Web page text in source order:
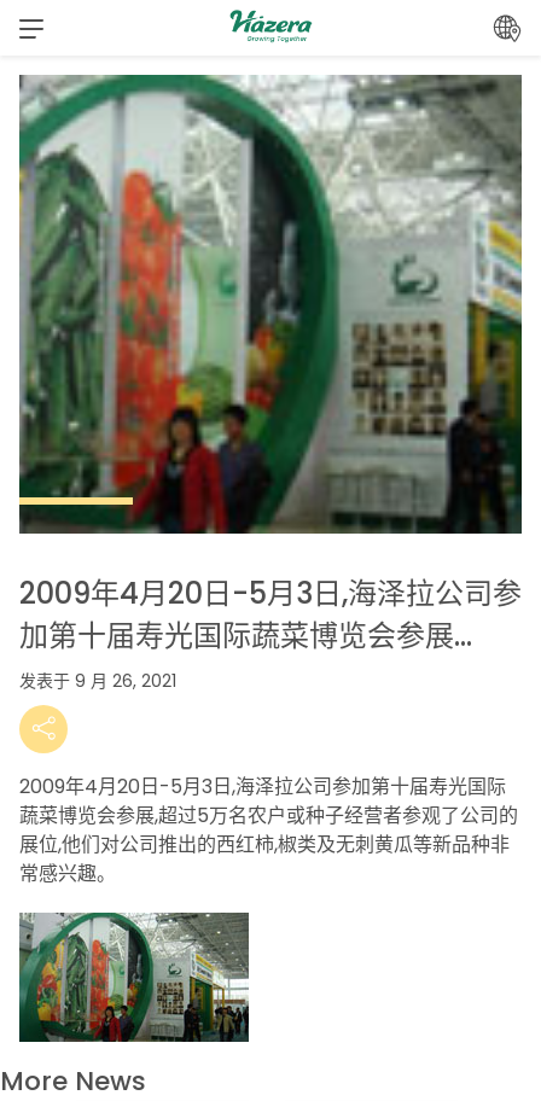
2009年4月20日-5月3日,海泽拉公司参
加第十届寿光国际蔬菜博览会参展…
发表于 9 月 26, 2021
2009年4月20日-5月3日,海泽拉公司参加第十届寿光国际
蔬菜博览会参展,超过5万名农户或种子经营者参观了公司的
展位,他们对公司推出的西红柿,椒类及无刺黄瓜等新品种非
常感兴趣。
More News